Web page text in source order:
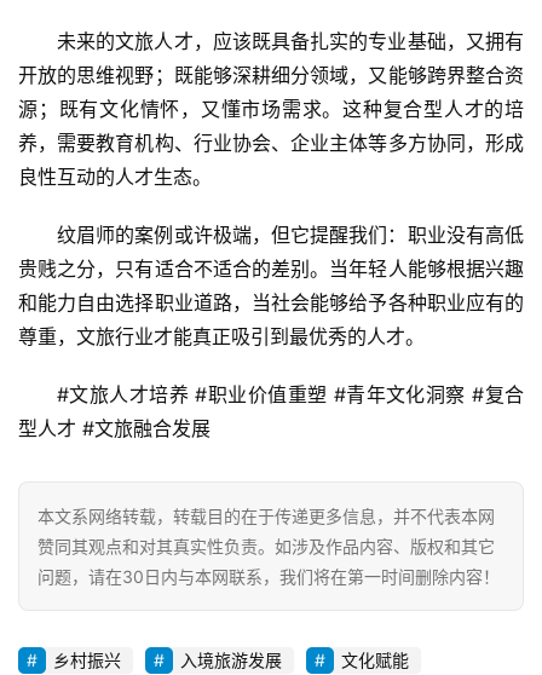
未来的文旅人才，应该既具备扎实的专业基础，又拥有
开放的思维视野；既能够深耕细分领域，又能够跨界整合资
源；既有文化情怀，又懂市场需求。这种复合型人才的培
养，需要教育机构、行业协会、企业主体等多方协同，形成
良性互动的人才生态。
纹眉师的案例或许极端，但它提醒我们：职业没有高低
贵贱之分，只有适合不适合的差别。当年轻人能够根据兴趣
和能力自由选择职业道路，当社会能够给予各种职业应有的
尊重，文旅行业才能真正吸引到最优秀的人才。
#文旅人才培养 #职业价值重塑 #青年文化洞察 #复合
型人才 #文旅融合发展
本文系网络转载，转载目的在于传递更多信息，并不代表本网
赞同其观点和对其真实性负责。如涉及作品内容、版权和其它
问题，请在30日内与本网联系，我们将在第一时间删除内容！
乡村振兴 入境旅游发展
文化赋能